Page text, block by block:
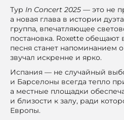
Тур In Concert 2025 — это не
а новая глава в истории
группа, впечатляющее
постановка. Roxette обещают
песня станет напоминанием
звучал искренне и ярко.
Испания — не случайный
и Барселоны всегда тепло
а местные площадки
и близости к залу, ради
Европы.